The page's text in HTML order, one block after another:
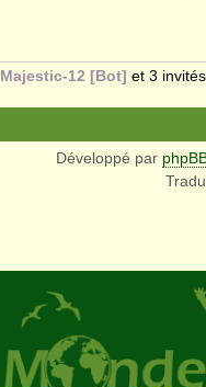
Majestic-12 [Bot] et 3 invités
Développé par